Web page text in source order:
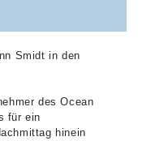
Smidt in den
des Ocean
für ein
hinein